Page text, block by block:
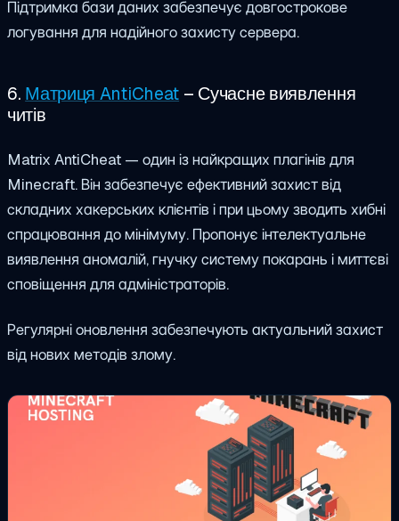
Підтримка бази даних забезпечує довгострокове
логування для надійного захисту сервера.
6. Матриця AntiCheat – Сучасне виявлення
читів
Matrix AntiCheat — один із найкращих плагінів для
Minecraft. Він забезпечує ефективний захист від
складних хакерських клієнтів і при цьому зводить хибні
спрацювання до мінімуму. Пропонує інтелектуальне
виявлення аномалій, гнучку систему покарань і миттєві
сповіщення для адміністраторів.
Регулярні оновлення забезпечують актуальний захист
від нових методів злому.